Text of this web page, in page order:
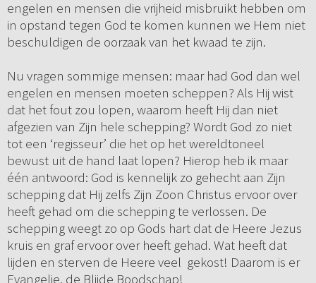
engelen en mensen die vrijheid misbruikt hebben om
in opstand tegen God te komen kunnen we Hem niet
beschuldigen de oorzaak van het kwaad te zijn.
Nu vragen sommige mensen: maar had God dan wel
engelen en mensen moeten scheppen? Als Hij wist
dat het fout zou lopen, waarom heeft Hij dan niet
afgezien van Zijn hele schepping? Wordt God zo niet
tot een ‘regisseur’ die het op het wereldtoneel
bewust uit de hand laat lopen? Hierop heb ik maar
één antwoord: God is kennelijk zo gehecht aan Zijn
schepping dat Hij zelfs Zijn Zoon Christus ervoor over
heeft gehad om die schepping te verlossen. De
schepping weegt zo op Gods hart dat de Heere Jezus
kruis en graf ervoor over heeft gehad. Wat heeft dat
lijden en sterven de Heere veel gekost! Daarom is er
Evangelie, de Blijde Boodschap!